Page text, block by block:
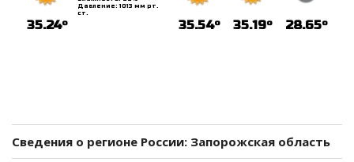
Сведения о регионе России: Запорожская область